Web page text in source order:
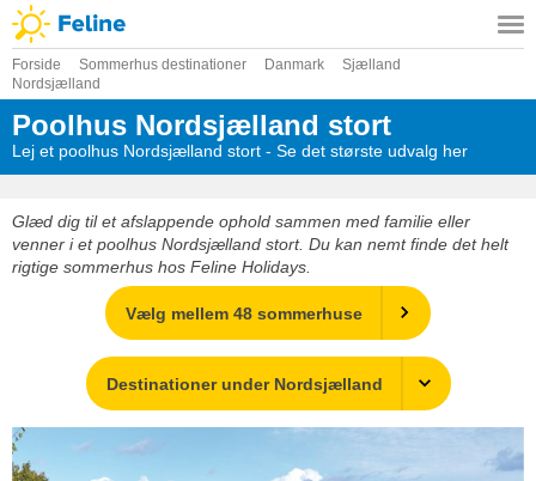
Forside Sommerhus destinationer Danmark
Sjælland
Nordsjælland
Poolhus Nordsjælland stort
Lej et poolhus Nordsjælland stort - Se det største udvalg her
Glæd dig til et afslappende ophold sammen med familie eller
venner i et poolhus Nordsjælland stort. Du kan nemt finde det helt
rigtige sommerhus hos Feline Holidays.
Vælg mellem 48 sommerhuse
Destinationer under Nordsjælland